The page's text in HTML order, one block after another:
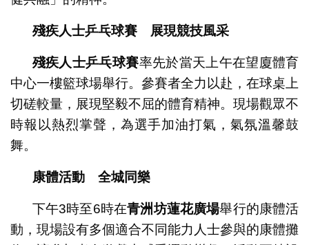
殘疾人士乒乓球賽 展現競技風采
殘疾人士乒乓球賽率先於當天上午在望廈體育
中心一樓籃球場舉行。參賽者全力以赴，在球桌上
切磋較量，展現堅毅不屈的體育精神。現場觀眾不
時報以熱烈掌聲，為選手加油打氣，氣氛溫馨鼓
舞。
康體活動 全城同樂
下午3時至6時在青洲坊蓮花廣場舉行的康體活
動，現場設有多個適合不同能力人士參與的康體攤